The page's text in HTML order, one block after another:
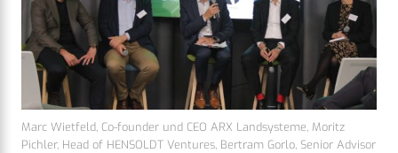
Marc Wietfeld, Co-founder und CEO ARX Landsysteme, Moritz
Pichler, Head of HENSOLDT Ventures, Bertram Gorlo, Senior Advisor